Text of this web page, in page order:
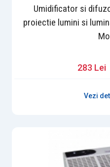
Umidificator si
proiectie lumini si
283 Lei
Vezi